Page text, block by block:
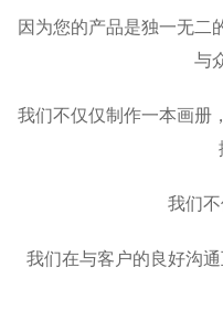
因为您的产品是独一无二
与
我们不仅仅制作一本画册
我们
我们在与客户的良好沟